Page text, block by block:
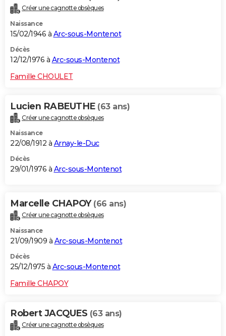
Créer une cagnotte obsèques
Naissance
15/02/1946 à Arc-sous-Montenot
Décès
12/12/1976 à Arc-sous-Montenot
Famille CHOULET
Lucien RABEUTHE (63 ans)
Créer une cagnotte obsèques
Naissance
22/08/1912 à Arnay-le-Duc
Décès
29/01/1976 à Arc-sous-Montenot
Marcelle CHAPOY (66 ans)
Créer une cagnotte obsèques
Naissance
21/09/1909 à Arc-sous-Montenot
Décès
25/12/1975 à Arc-sous-Montenot
Famille CHAPOY
Robert JACQUES (63 ans)
Créer une cagnotte obsèques